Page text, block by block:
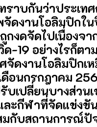
ราบกันว่าประเท
จัดงานโอลิมปิกใ
กงดจัดไปเนื่องจ
ด-19 อย่างไรก็ต
จัดงานโอลิมปิกเ
ดือนกรกฎาคม
บเปลี่ยนบางส่วน
ละกีฬาที่จัดแข่งขั
มกับสถานการณ์